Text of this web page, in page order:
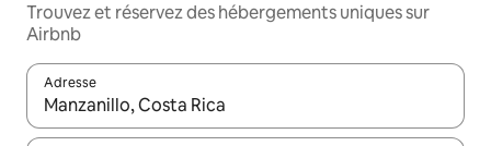
Trouvez et réservez des hébergements uniques sur
Airbnb
Adresse
Lorsque les résultats s'affichent, utilisez les flèches vers le